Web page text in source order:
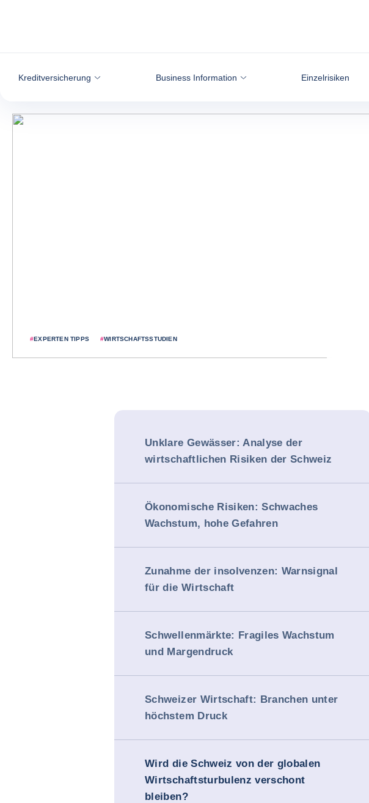
Kreditversicherung Business Information Einzelrisiken
#EXPERTEN TIPPS #WIRTSCHAFTSSTUDIEN
Unklare Gewässer: Analyse der
wirtschaftlichen Risiken der Schweiz
Ökonomische Risiken: Schwaches
Wachstum, hohe Gefahren
Zunahme der insolvenzen: Warnsignal
für die Wirtschaft
Schwellenmärkte: Fragiles Wachstum
und Margendruck
Schweizer Wirtschaft: Branchen unter
höchstem Druck
Wird die Schweiz von der globalen
Wirtschaftsturbulenz verschont
bleiben?